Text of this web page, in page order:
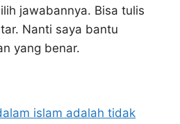
jawabannya. Bisa tulis
Nanti saya bantu
yang benar.
islam adalah tidak